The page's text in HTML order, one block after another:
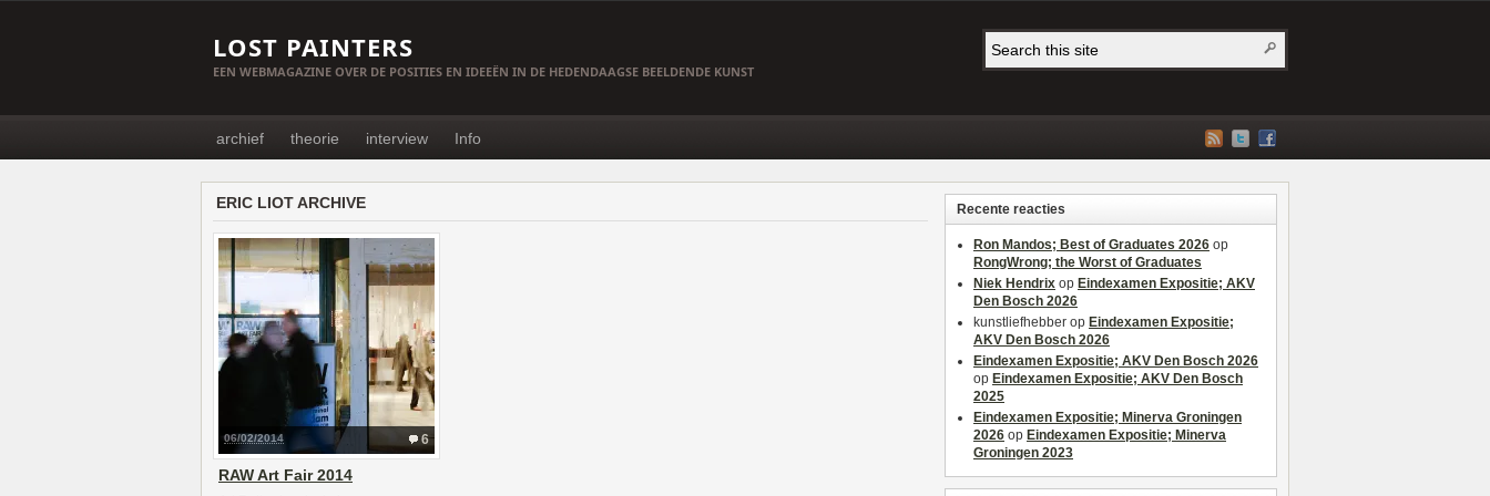
LOST PAINTERS
EEN WEBMAGAZINE OVER DE POSITIES EN IDEEËN IN DE HEDENDAAGSE BEELDENDE KUNST
archief theorie interview Info
ERIC LIOT ARCHIVE
6
06/02/2014
RAW Art Fair 2014
Recente reacties
Ron Mandos; Best of Graduates 2026 op
RongWrong; the Worst of Graduates
Niek Hendrix op Eindexamen Expositie; AKV
Den Bosch 2026
kunstliefhebber op Eindexamen Expositie;
AKV Den Bosch 2026
Eindexamen Expositie; AKV Den Bosch 2026
op Eindexamen Expositie; AKV Den Bosch
2025
Eindexamen Expositie; Minerva Groningen
2026 op Eindexamen Expositie; Minerva
Groningen 2023